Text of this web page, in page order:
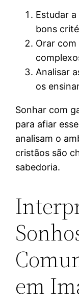
Estudar
bons
Orar
Analisar
os
Sonhar com
para afiar
analisam o
cristãos são
sabedoria.
em